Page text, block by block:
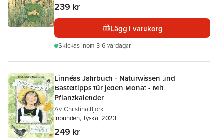
239 kr
Lägg i varukorg
Skickas inom 3-6 vardagar
Linnéas Jahrbuch - Naturwissen und
Basteltipps für jeden Monat - Mit
Pflanzkalender
Av Christina Björk
Inbunden, Tyska, 2023
249 kr